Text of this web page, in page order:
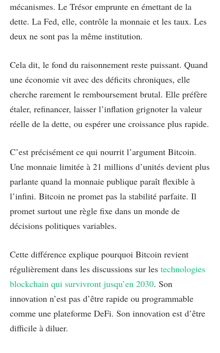
mécanismes. Le Trésor emprunte en émettant de la
dette. La Fed, elle, contrôle la monnaie et les taux. Les
deux ne sont pas la même institution.
Cela dit, le fond du raisonnement reste puissant. Quand
une économie vit avec des déficits chroniques, elle
cherche rarement le remboursement brutal. Elle préfère
étaler, refinancer, laisser l’inflation grignoter la valeur
réelle de la dette, ou espérer une croissance plus rapide.
C’est précisément ce qui nourrit l’argument Bitcoin.
Une monnaie limitée à 21 millions d’unités devient plus
parlante quand la monnaie publique paraît flexible à
l’infini. Bitcoin ne promet pas la stabilité parfaite. Il
promet surtout une règle fixe dans un monde de
décisions politiques variables.
Cette différence explique pourquoi Bitcoin revient
régulièrement dans les discussions sur les technologies
blockchain qui survivront jusqu’en 2030. Son
innovation n’est pas d’être rapide ou programmable
comme une plateforme DeFi. Son innovation est d’être
difficile à diluer.